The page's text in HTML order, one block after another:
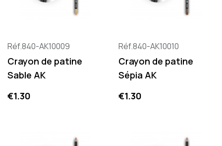
Réf.840-AK10009
Crayon de patine
Sable AK
Price
€1.30
Réf.840-AK10010
Crayon de patine
Sépia AK
Price
€1.30